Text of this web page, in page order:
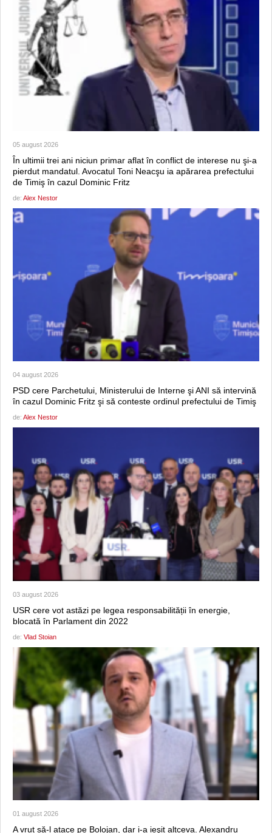
05 august 2026
În ultimii trei ani niciun primar aflat în conflict de interese nu şi-a
pierdut mandatul. Avocatul Toni Neacşu ia apărarea prefectului
de Timiş în cazul Dominic Fritz
de: Alex Nestor
04 august 2026
PSD cere Parchetului, Ministerului de Interne şi ANI să intervină
în cazul Dominic Fritz şi să conteste ordinul prefectului de Timiş
de: Alex Nestor
03 august 2026
USR cere vot astăzi pe legea responsabilității în energie,
blocată în Parlament din 2022
de: Vlad Stoian
01 august 2026
A vrut să-l atace pe Bolojan, dar i-a ieşit altceva. Alexandru